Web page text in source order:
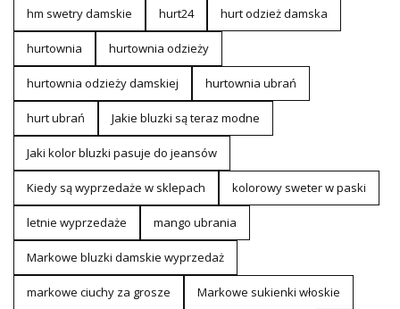
hm swetry damskie hurt24 hurt odzież damska
hurtownia hurtownia odzieży
hurtownia odzieży damskiej hurtownia ubrań
hurt ubrań Jakie bluzki są teraz modne
Jaki kolor bluzki pasuje do jeansów
Kiedy są wyprzedaże w sklepach kolorowy sweter w paski
letnie wyprzedaże mango ubrania
Markowe bluzki damskie wyprzedaż
markowe ciuchy za grosze Markowe sukienki włoskie